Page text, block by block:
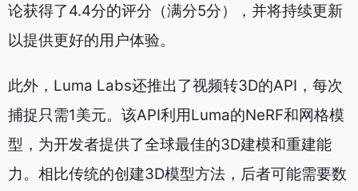
论获得了4.4分的评分（满分5分），并将持续更新
以提供更好的用户体验。
此外，Luma Labs还推出了视频转3D的API，每次
捕捉只需1美元。该API利用Luma的NeRF和网格模
型，为开发者提供了全球最佳的3D建模和重建能
力。相比传统的创建3D模型方法，后者可能需要数